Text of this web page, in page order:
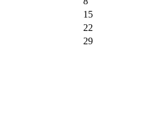
15
22
29